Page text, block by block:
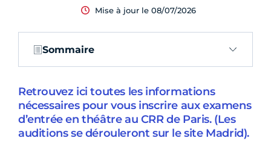
Mise à jour le 08/07/2026
Sommaire
Retrouvez ici toutes les informations
nécessaires pour vous inscrire aux examens
d’entrée en théâtre au CRR de Paris. (Les
auditions se dérouleront sur le site Madrid).